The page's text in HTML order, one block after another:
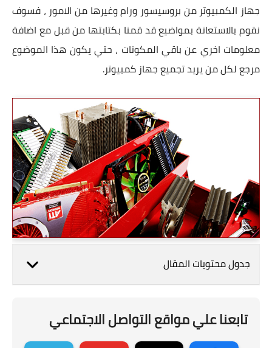
جهاز الكمبيوتر من بروسيسور ورام وغيرها من الامور ، فسوف
نقوم بالاستعانة بمواضيع قد قمنا بكتابتها من قبل مع اضافة
معلومات اخري عن باقي المكونات ، حتي يكون هذا الموضوع
مرجع لكل من يريد تجميع جهاز كمبيوتر.
جدول محتويات المقال
تابعنا علي مواقع التواصل الاجتماعي